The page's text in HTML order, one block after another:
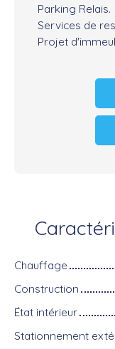
Parking Relais.
Services de
Projet
Chauffage
Construction
État intérieur
Stationnement